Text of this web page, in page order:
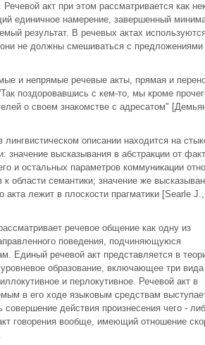
акт при этом рассматривается как
единичное намерение, завершенный
результат. В речевых актах
не должны смешиваться с
и непрямые речевые акты, прямая и
поздоровавшись с кем-то, мы кроме
о своем знакомстве с адресатом"
лингвистическом описании находится на
значение высказывания в абстракции от
и остальных параметров коммуникации
к области семантики; значение же
акта лежит в плоскости прагматики [Searle
речевое общение как одну из
поведения, подчиняющуюся
Единый речевой акт представляется в
образование, включающее три вида
и перлокутивное. Речевой акт в
в его ходе языковым средствам
совершение действия произнесения чего -
говорения вообще, имеющий отношение